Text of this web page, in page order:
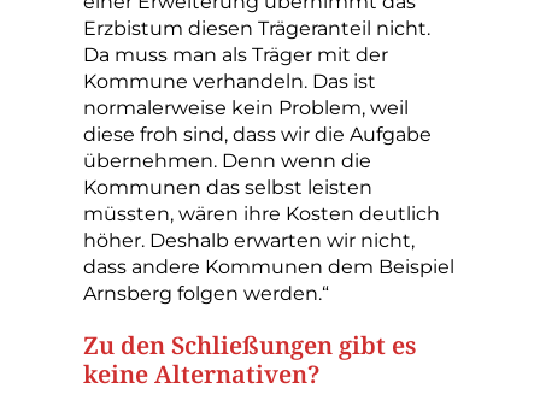
Erzbistum diesen Trägeranteil nicht.
Da muss man als Träger mit der
Kommune verhandeln. Das ist
normalerweise kein Problem, weil
diese froh sind, dass wir die Aufgabe
übernehmen. Denn wenn die
Kommunen das selbst leisten
müssten, wären ihre Kosten deutlich
höher. Deshalb erwarten wir nicht,
dass andere Kommunen dem Beispiel
Arnsberg folgen werden.“
Zu den Schließungen gibt es
keine Alternativen?